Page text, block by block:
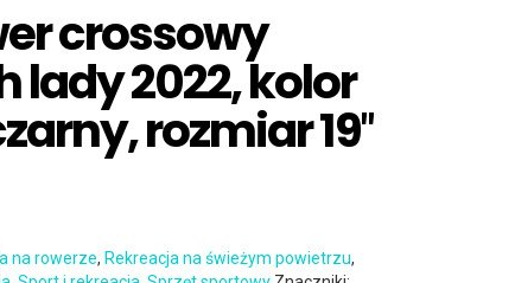
crossowy
lady 2022, kolor
rozmiar 19″
na rowerze, Rekreacja na świeżym powietrzu,